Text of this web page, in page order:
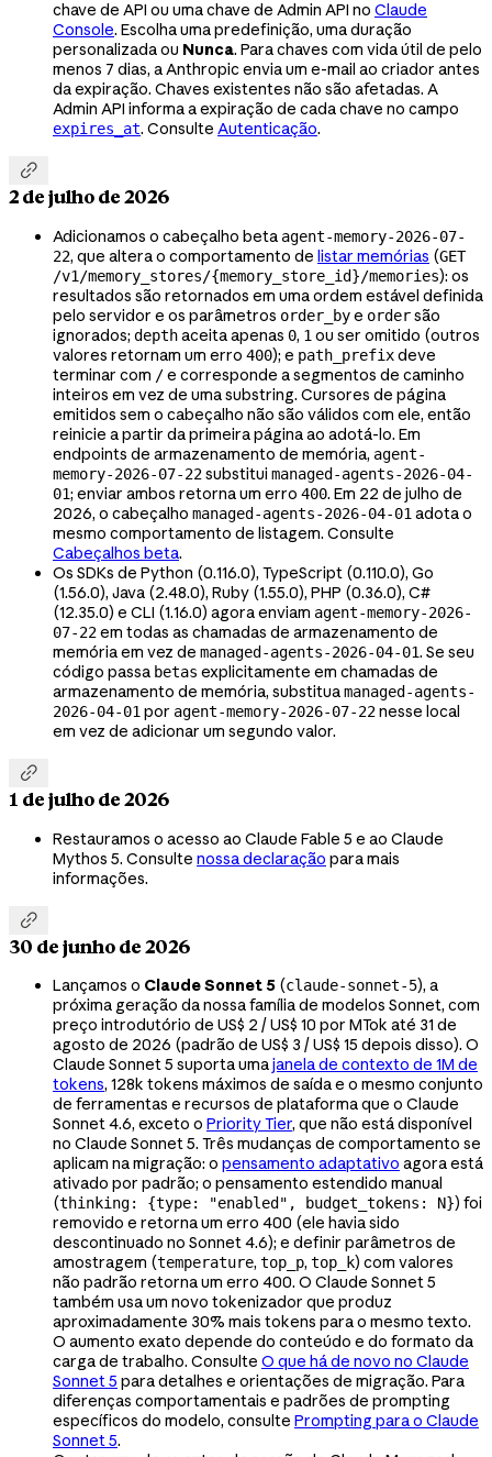
chave de API ou uma chave de Admin API no Claude
Console. Escolha uma predefinição, uma duração
personalizada ou Nunca. Para chaves com vida útil de pelo
menos 7 dias, a Anthropic envia um e-mail ao criador antes
da expiração. Chaves existentes não são afetadas. A
Admin API informa a expiração de cada chave no campo
expires_at. Consulte Autenticação.

2 de julho de 2026
Adicionamos o cabeçalho beta agent-memory-2026-07-
22, que altera o comportamento de listar memórias (GET
/v1/memory_stores/{memory_store_id}/memories): os
resultados são retornados em uma ordem estável definida
pelo servidor e os parâmetros order_bye ordersão
ignorados; depthaceita apenas 0, 1 ou ser omitido (outros
valores retornam um erro 400); e path_prefixdeve
terminar com /e corresponde a segmentos de caminho
inteiros em vez de uma substring. Cursores de página
emitidos sem o cabeçalho não são válidos com ele, então
reinicie a partir da primeira página ao adotá-lo. Em
endpoints de armazenamento de memória, agent-
memory-2026-07-22substitui managed-agents-2026-04-
01; enviar ambos retorna um erro 400. Em 22 de julho de
2026, o cabeçalho managed-agents-2026-04-01 adota o
mesmo comportamento de listagem. Consulte
Cabeçalhos beta.
Os SDKs de Python (0.116.0), TypeScript (0.110.0), Go
(1.56.0), Java (2.48.0), Ruby (1.55.0), PHP (0.36.0), C#
(12.35.0) e CLI (1.16.0) agora enviam agent-memory-2026-
07-22em todas as chamadas de armazenamento de
memória em vez de managed-agents-2026-04-01. Se seu
código passa betas explicitamente em chamadas de
armazenamento de memória, substituamanaged-agents-
2026-04-01 por agent-memory-2026-07-22nesse local
em vez de adicionar um segundo valor.

1 de julho de 2026
Restauramos o acesso ao Claude Fable 5 e ao Claude
Mythos 5. Consulte nossa declaração para mais
informações.

30 de junho de 2026
Lançamos o Claude Sonnet 5 (claude-sonnet-5), a
próxima geração da nossa família de modelos Sonnet, com
preço introdutório de US$ 2 / US$ 10 por MTok até 31 de
agosto de 2026 (padrão de US$ 3 / US$ 15 depois disso). O
Claude Sonnet 5 suporta umajanela de contexto de 1M de
tokens, 128k tokens máximos de saída e o mesmo conjunto
de ferramentas e recursos de plataforma que o Claude
Sonnet 4.6, exceto o Priority Tier, que não está disponível
no Claude Sonnet 5. Três mudanças de comportamento se
aplicam na migração: o pensamento adaptativo agora está
ativado por padrão; o pensamento estendido manual
(thinking: {type: "enabled", budget_tokens: N}) foi
removido e retorna um erro 400 (ele havia sido
descontinuado no Sonnet 4.6); e definir parâmetros de
amostragem (temperature, top_p, top_k) com valores
não padrão retorna um erro 400. O Claude Sonnet 5
também usa um novo tokenizador que produz
aproximadamente 30% mais tokens para o mesmo texto.
O aumento exato depende do conteúdo e do formato da
carga de trabalho. Consulte O que há de novo no Claude
Sonnet 5 para detalhes e orientações de migração. Para
diferenças comportamentais e padrões de prompting
específicos do modelo, consulte Prompting para o Claude
Sonnet 5.